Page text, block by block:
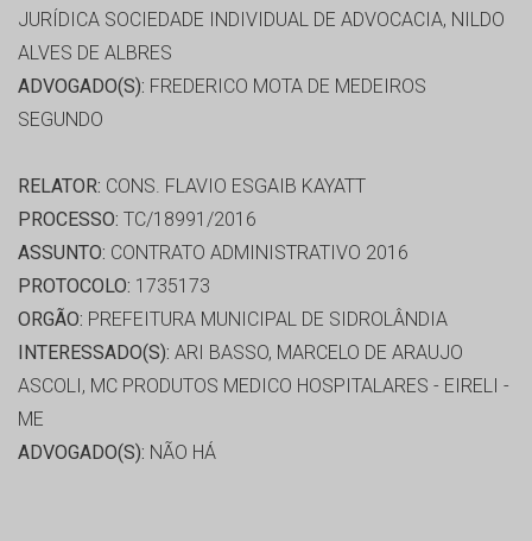
JURÍDICA SOCIEDADE INDIVIDUAL DE ADVOCACIA, NILDO
ALVES DE ALBRES
ADVOGADO(S): FREDERICO MOTA DE MEDEIROS
SEGUNDO
RELATOR: CONS. FLAVIO ESGAIB KAYATT
PROCESSO: TC/18991/2016
ASSUNTO: CONTRATO ADMINISTRATIVO 2016
PROTOCOLO: 1735173
ORGÃO: PREFEITURA MUNICIPAL DE SIDROLÂNDIA
INTERESSADO(S): ARI BASSO, MARCELO DE ARAUJO
ASCOLI, MC PRODUTOS MEDICO HOSPITALARES - EIRELI -
ME
ADVOGADO(S): NÃO HÁ